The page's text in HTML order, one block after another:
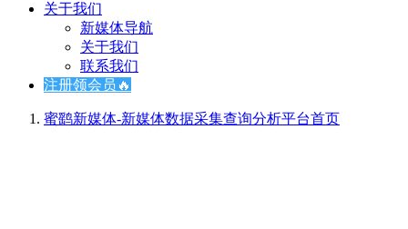
关于我们
新媒体导航
关于我们
联系我们
注册领会员🔥
蜜鹞新媒体-新媒体数据采集查询分析平台首页